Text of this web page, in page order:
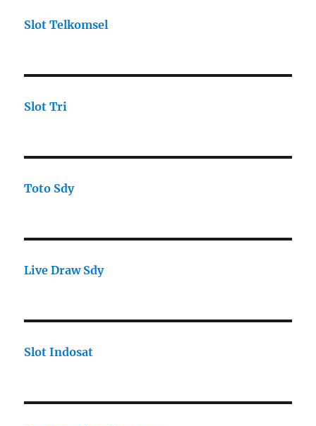
Slot Telkomsel
Slot Tri
Toto Sdy
Live Draw Sdy
Slot Indosat